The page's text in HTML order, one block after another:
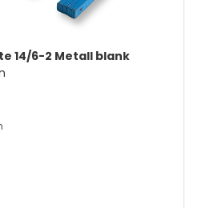
14/6-2 Metall blank